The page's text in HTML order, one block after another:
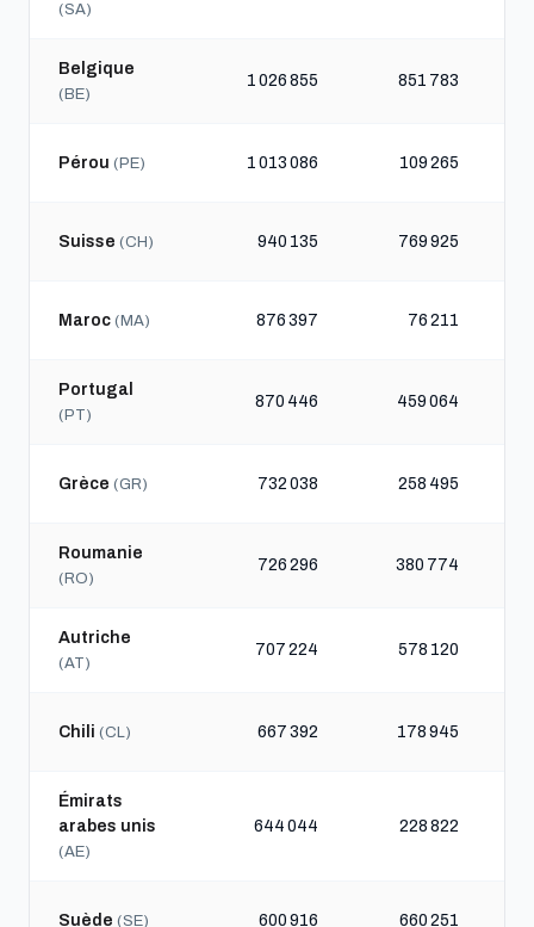
(SA)
Belgique
(BE)
1 026 855 851 783
Pérou (PE) 1 013 086 109 265
Suisse (CH) 940 135 769 925
Maroc (MA) 876 397 76 211
Portugal
(PT)
870 446 459 064
Grèce (GR) 732 038 258 495
Roumanie
(RO)
726 296 380 774
Autriche
(AT)
707 224 578 120
Chili (CL) 667 392 178 945
Émirats
arabes unis
(AE)
644 044 228 822
Suède (SE) 600 916 660 251